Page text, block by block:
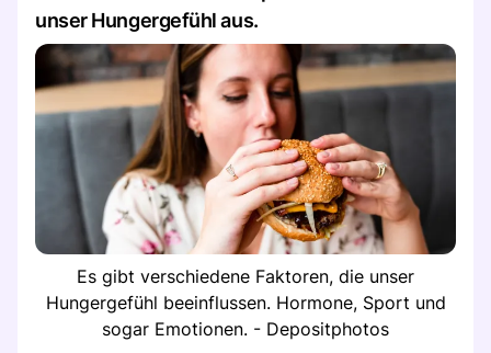
unser Hungergefühl aus.
Es gibt verschiedene Faktoren, die unser
Hungergefühl beeinflussen. Hormone, Sport und
sogar Emotionen. - Depositphotos